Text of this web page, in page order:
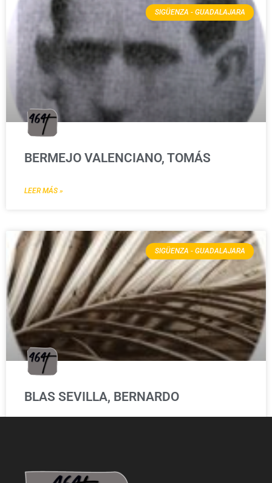
SIGÜENZA - GUADALAJARA
BERMEJO VALENCIANO, TOMÁS
LEER MÁS »
SIGÜENZA - GUADALAJARA
BLAS SEVILLA, BERNARDO